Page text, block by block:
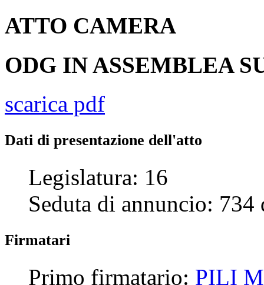
ATTO CAMERA
ODG IN ASSEMBLEA
scarica pdf
Dati di presentazione dell'atto
Legislatura: 16
Seduta di annuncio: 734
Firmatari
Primo firmatario: PILI